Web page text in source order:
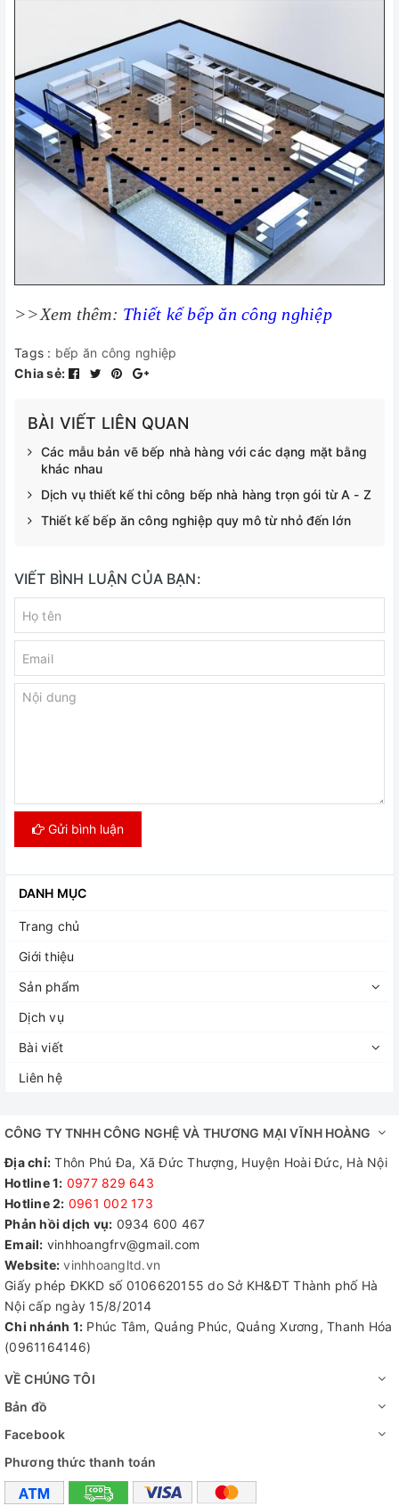
>>Xem thêm: Thiết kế bếp ăn công nghiệp
Tags : bếp ăn công nghiệp
Chia sẻ:
BÀI VIẾT LIÊN QUAN
Các mẫu bản vẽ bếp nhà hàng với các dạng mặt bằng
khác nhau
Dịch vụ thiết kế thi công bếp nhà hàng trọn gói từ A - Z
Thiết kế bếp ăn công nghiệp quy mô từ nhỏ đến lớn
VIẾT BÌNH LUẬN CỦA BẠN:
Gửi bình luận
DANH MỤC
Trang chủ
Giới thiệu
Sản phẩm
Dịch vụ
Bài viết
Liên hệ
CÔNG TY TNHH CÔNG NGHỆ VÀ THƯƠNG MẠI VĨNH HOÀNG
Địa chỉ: Thôn Phú Đa, Xã Đức Thượng, Huyện Hoài Đức, Hà Nội
Hotline 1: 0977 829 643
Hotline 2: 0961 002 173​
Phản hồi dịch vụ: 0934 600 467
Email: vinhhoangfrv@gmail.com
Website: vinhhoangltd.vn
Giấy phép ĐKKD số 0106620155 do Sở KH&ĐT Thành phố Hà
Nội cấp ngày 15/8/2014
Chi nhánh 1: Phúc Tâm, Quảng Phúc, Quảng Xương, Thanh Hóa
(0961164146)
VỀ CHÚNG TÔI
Bản đồ
Facebook
Phương thức thanh toán